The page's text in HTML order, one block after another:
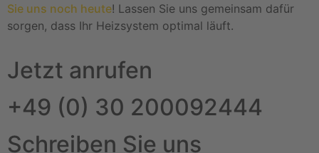
Sie uns noch heute! Lassen Sie uns gemeinsam dafür
sorgen, dass Ihr Heizsystem optimal läuft.
Jetzt anrufen
+49 (0) 30 200092444
Schreiben Sie uns